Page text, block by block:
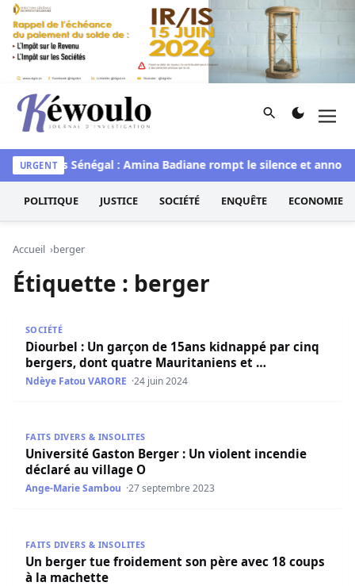
Aller au contenu
Kéwoulo, le premier site d'information et d'investigation
Rechercher
URGENT
Miss Sénégal : Amina Badiane rompt le silence et
POLITIQUE JUSTICE SOCIÉTÉ ENQUÊTE ECONOMIE
Accueil berger
Étiquette : berger
SOCIÉTÉ
Diourbel : Un garçon de 15ans kidnappé par cinq
bergers, dont quatre Mauritaniens et …
Ndèye Fatou VARORE 24 juin 2024
FAITS DIVERS & INSOLITES
Université Gaston Berger : Un violent incendie
déclaré au village O
Ange-Marie Sambou 27 septembre 2023
FAITS DIVERS & INSOLITES
Un berger tue froidement son père avec 18 coups
à la machette